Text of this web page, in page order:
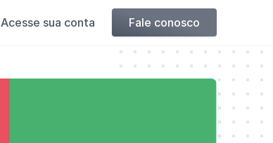
Acesse sua conta Fale conosco